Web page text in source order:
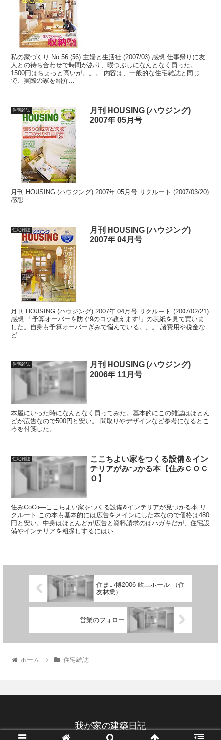
私の家づくり No.56 (56) 主婦と生活社 (2007/03) 感想 仕事帰りに友
人との待ち合わせで時間があり、暇つぶしになんとなく買った。
1500円はちょっと高いが。。。 内容は、一般的な住宅雑誌と同じ
で、実際の家を紹介...
住宅雑誌
月刊 HOUSING (ハウジング)
2007年 05月号
月刊 HOUSING (ハウジング) 2007年 05月号 リクルート (2007/03/20)
感想
住宅雑誌
月刊 HOUSING (ハウジング)
2007年 04月号
月刊 HOUSING (ハウジング) 2007年 04月号 リクルート (2007/02/21)
感想 「予算オーバーを防ぐ9のコツ教えます!」の表紙を見て買いま
した。自身も予算オーバーぎみで悩んでいる。。。 諸費用や税金な
ど...
住宅雑誌
月刊 HOUSING (ハウジング)
2006年 11月号
本屋にいった時になんとなく買ってみた。基本的にこの雑誌はほとん
どが広告なので500円と安い。 間取りやデザインなど参考になるとこ
ろを付箋した。
住宅雑誌
ここちよい家をつくる設備＆イン
テリアがみつかる本【住みＣＯＣ
Ｏ】
住みCoCo―ここちよい家をつくる設備&インテリアが見つかる本 リ
クルート この本も基本的には広告をメインにした本なので価格は480
円と安い。中身はほとんどが広告と資料請求のはハガキだが、住宅設
備やインテリアを粗探しするにはい...
住まい博2006 吹上ホール （住
友林業）
営業のフォロー
ホーム 住宅雑誌
我が家の建築日記